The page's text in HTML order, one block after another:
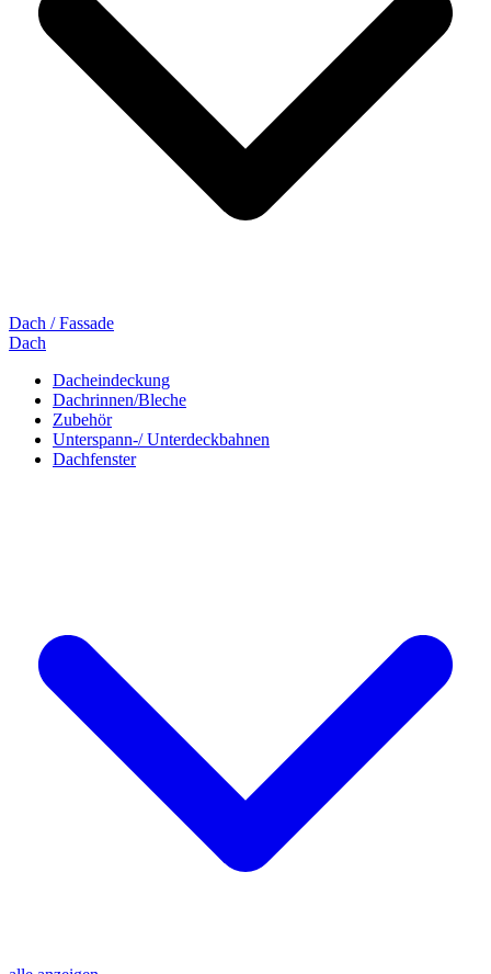
Dach / Fassade
Dach
Dacheindeckung
Dachrinnen/Bleche
Zubehör
Unterspann-/ Unterdeckbahnen
Dachfenster